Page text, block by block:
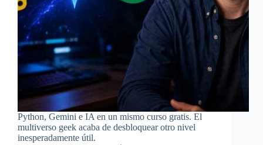
Python, Gemini e IA en un mismo curso gratis. El
multiverso geek acaba de desbloquear otro nivel
inesperadamente útil.